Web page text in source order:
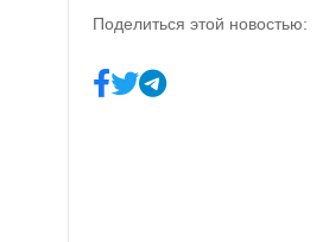
Поделиться этой новостью: